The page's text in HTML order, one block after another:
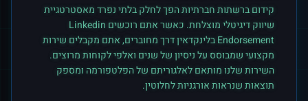
קידום ברשתות חברתיות הפך לחלק בלתי נפרד מאסטרטגיית
שיווק דיגיטלי מוצלחת. כאשר אתם רוכשים Linkedin
Endorsementבלינקדאיןדרך מחוברים, אתם מקבלים שירות
מקצועי שמבוסס על ניסיון של שנים ואלפי לקוחות מרוצים.
השירות שלנו מותאם לאלגוריתם של הפלטפורמה ומספק
תוצאות שנראות אורגניות לחלוטין.